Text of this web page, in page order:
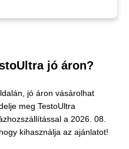
jó áron?
jó áron vásárolhat
meg TestoUltra
a 2026. 08.
kihasználja az ajánlatot!